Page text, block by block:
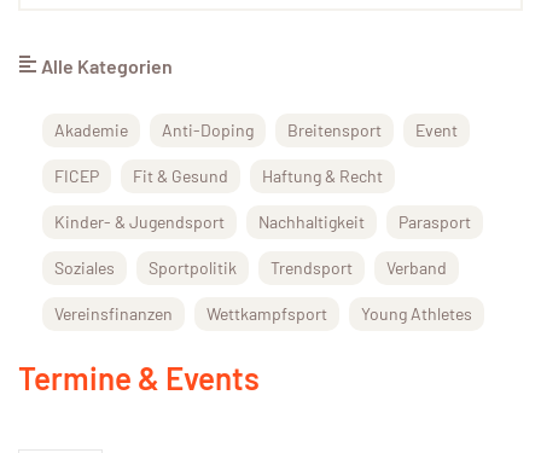
Alle Kategorien
Akademie Anti-Doping Breitensport Event
FICEP Fit & Gesund Haftung & Recht
Kinder- & Jugendsport Nachhaltigkeit Parasport
Soziales Sportpolitik Trendsport Verband
Vereinsfinanzen Wettkampfsport Young Athletes
Termine & Events